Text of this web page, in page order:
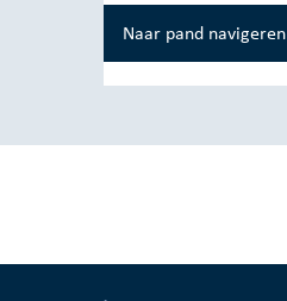
Naar pand navigeren